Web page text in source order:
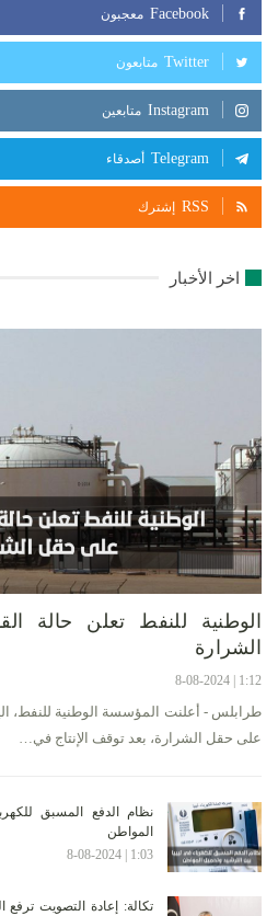
Facebook معجبون
Twitter متابعون
Instagram متابعين
Telegram أصدقاء
RSS إشترك
اخر الأخبار
الوطنية للنفط تعلن حالة
الشرارة
1:12 | 8-08-2024
طرابلس - أعلنت المؤسسة الوطنية للنفط،
على حقل الشرارة، بعد توقف الإنتاج في…
نظام الدفع المسبق
المواطن
1:03 | 8-08-2024
تكالة: إعادة التصويت